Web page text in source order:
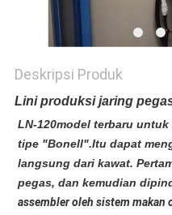
Deskripsi Produk
Lini produksi jaring
LN-120model terbaru
tipe "Bonell".Itu dapat
langsung dari kawat.
pegas, dan kemudian
assembler oleh sistem makan